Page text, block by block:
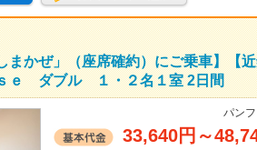
まかぜ」（座席確約）にご乗車】【
ダブル １・２名１室 2日間
パン
33,640円 ～